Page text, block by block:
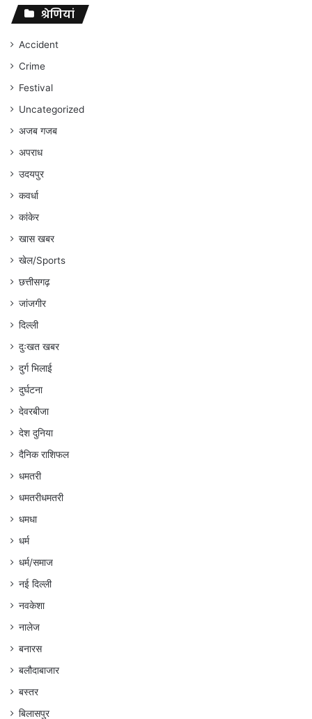
संघर्ष
जारी
रहेगा
अंकित
गौरहा
श्रेणियां
Accident
Crime
Festival
Uncategorized
अजब गजब
अपराध
उदयपुर
कवर्धा
कांकेर
खास खबर
खेल/Sports
छत्तीसगढ़
जांजगीर
दिल्ली
दुःखत खबर
दुर्ग भिलाई
दुर्घटना
देवरबीजा
देश दुनिया
दैनिक राशिफल
धमतरी
धमतरीधमतरी
धमधा
धर्म
धर्म/समाज
नई दिल्ली
नवकेशा
नालेज
बनारस
बलौदाबाजार
बस्तर
बिलासपुर